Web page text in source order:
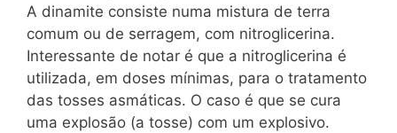
A dinamite consiste numa mistura de terra
comum ou de serragem, com nitroglicerina.
Interessante de notar é que a nitroglicerina é
utilizada, em doses mínimas, para o tratamento
das tosses asmáticas. O caso é que se cura
uma explosão (a tosse) com um explosivo.